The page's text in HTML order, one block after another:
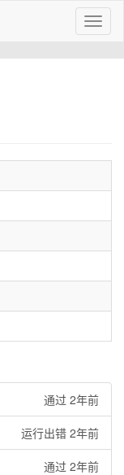
通过 2年前
运行出错 2年前
通过 2年前